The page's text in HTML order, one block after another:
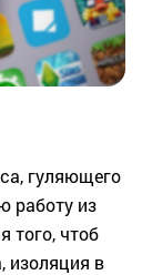
гуляющего
работу из
того, чтоб
изоляция в